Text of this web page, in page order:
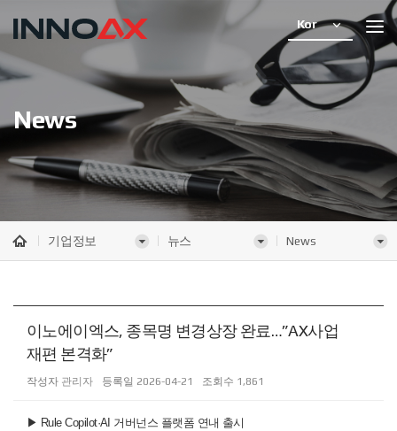
Kor
News
기업정보 뉴스 News
이노에이엑스, 종목명 변경상장 완료…”AX사업
재편 본격화”
작성자 관리자 등록일 2026-04-21 조회수 1,861
▶ Rule Copilot·AI 거버넌스 플랫폼 연내 출시